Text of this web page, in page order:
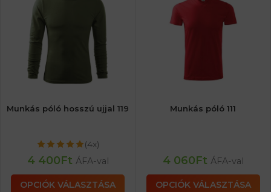
Munkás póló hosszú ujjal 119
(4x)
4 400Ft ÁFA-val
OPCIÓK VÁLASZTÁSA
Munkás póló 111
4 060Ft ÁFA-val
OPCIÓK VÁLASZTÁSA